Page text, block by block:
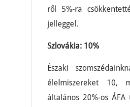
ről 5%-ra
jelleggel.
Szlovákia: 10%
Északi
élelmiszereket 10,
általános 20%-os